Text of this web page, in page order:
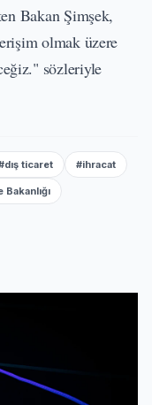
Bakan Şimşek,
olmak üzere
sözleriyle
ticaret #ihracat